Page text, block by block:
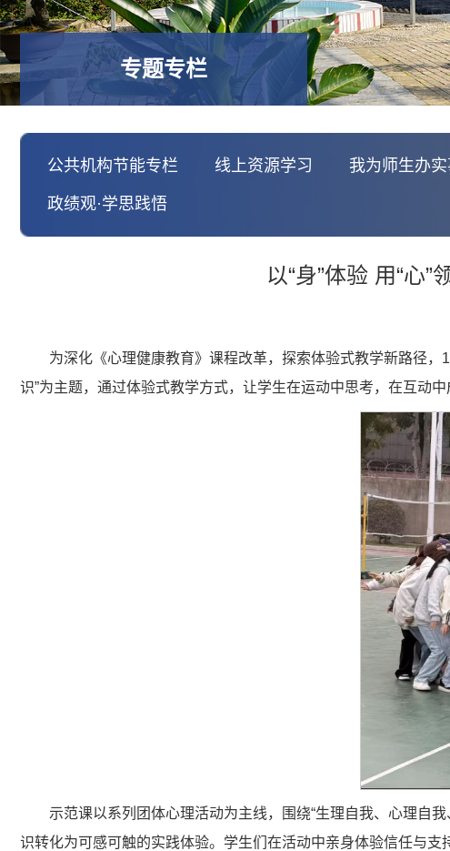
专题专栏
公共机构节能专栏 线上资源学习 我为师生办
政绩观·学思践悟
以“身”体验 用“心
为深化《心理健康教育》课程改革，探索体验式教学新路径
识”为主题，通过体验式教学方式，让学生在运动中思考，在互动
示范课以系列团体心理活动为主线，围绕“生理自我、心理自
识转化为可感可触的实践体验。学生们在活动中亲身体验信任与